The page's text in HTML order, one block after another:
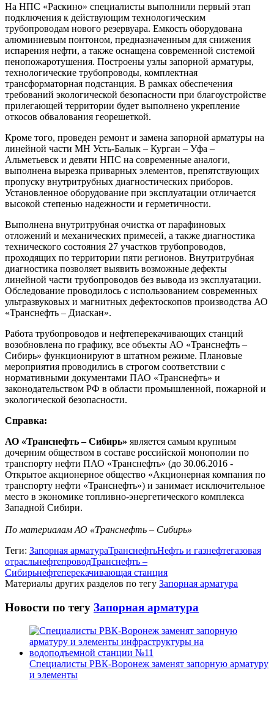
На НПС «Раскино» специалисты выполнили первый этап
подключения к действующим технологическим
трубопроводам нового резервуара. Емкость оборудована
алюминиевым понтоном, предназначенным для снижения
испарения нефти, а также оснащена современной системой
пенопожаротушения. Построены узлы запорной арматуры,
технологические трубопроводы, комплектная
трансформаторная подстанция. В рамках обеспечения
требований экологической безопасности при благоустройстве
прилегающей территории будет выполнено укрепление
откосов обвалования георешеткой.
Кроме того, проведен ремонт и замена запорной арматуры на
линейной части МН Усть-Балык – Курган – Уфа –
Альметьевск и девяти НПС на современные аналоги,
выполнена вырезка приварных элементов, препятствующих
пропуску внутритрубных диагностических приборов.
Установленное оборудование при эксплуатации отличается
высокой степенью надежности и герметичности.
Выполнена внутритрубная очистка от парафиновых
отложений и механических примесей, а также диагностика
технического состояния 27 участков трубопроводов,
проходящих по территории пяти регионов. Внутритрубная
диагностика позволяет выявить возможные дефекты
линейной части трубопроводов без вывода из эксплуатации.
Обследование проводилось с использованием современных
ультразвуковых и магнитных дефектоскопов производства АО
«Транснефть – Диаскан».
Работа трубопроводов и нефтеперекачивающих станций
возобновлена по графику, все объекты АО «Транснефть –
Сибирь» функционируют в штатном режиме. Плановые
мероприятия проводились в строгом соответствии с
нормативными документами ПАО «Транснефть» и
законодательством РФ в области промышленной, пожарной и
экологической безопасности.
Справка:
АО «Транснефть – Сибирь» является самым крупным
дочерним обществом в составе российской монополии по
транспорту нефти ПАО «Транснефть» (до 30.06.2016 -
Открытое акционерное общество «Акционерная компания по
транспорту нефти «Транснефть») и занимает исключительное
место в экономике топливно-энергетического комплекса
Западной Сибири.
По материалам АО «Транснефть – Сибирь»
Теги: Запорная арматураТранснефтьНефть и газнефтегазовая
отрасльнефтепроводТранснефть –
Сибирьнефтеперекачивающая станция
Материалы других разделов по тегу Запорная арматура
Новости по тегу Запорная арматура
Специалисты РВК-Воронеж заменят запорную арматуру
и элементы